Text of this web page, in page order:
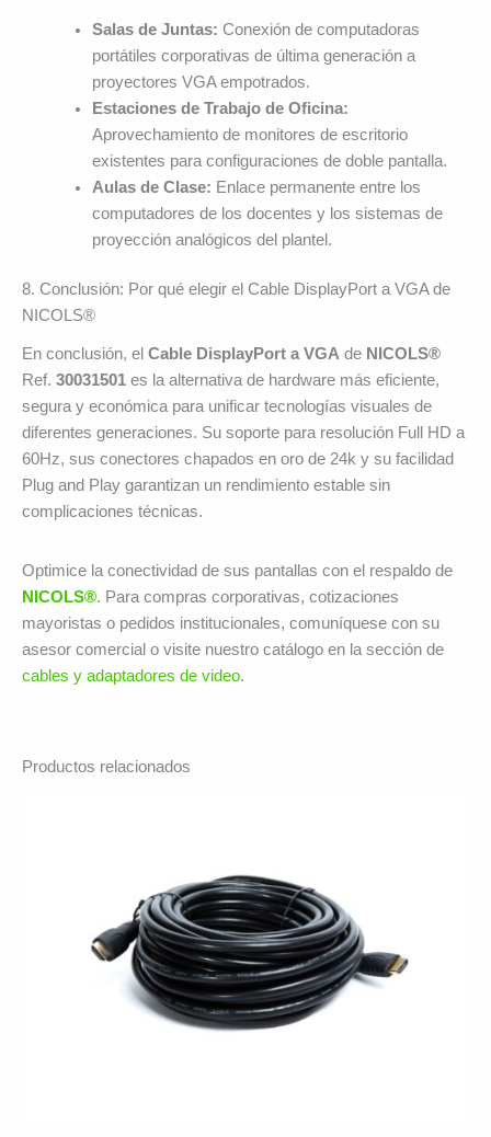
Salas de Juntas: Conexión de computadoras
portátiles corporativas de última generación a
proyectores VGA empotrados.
Estaciones de Trabajo de Oficina:
Aprovechamiento de monitores de escritorio
existentes para configuraciones de doble pantalla.
Aulas de Clase: Enlace permanente entre los
computadores de los docentes y los sistemas de
proyección analógicos del plantel.
8. Conclusión: Por qué elegir el Cable DisplayPort a VGA de
NICOLS®
En conclusión, el Cable DisplayPort a VGA de NICOLS®
Ref. 30031501 es la alternativa de hardware más eficiente,
segura y económica para unificar tecnologías visuales de
diferentes generaciones. Su soporte para resolución Full HD a
60Hz, sus conectores chapados en oro de 24k y su facilidad
Plug and Play garantizan un rendimiento estable sin
complicaciones técnicas.
Optimice la conectividad de sus pantallas con el respaldo de
NICOLS®. Para compras corporativas, cotizaciones
mayoristas o pedidos institucionales, comuníquese con su
asesor comercial o visite nuestro catálogo en la sección de
cables y adaptadores de video.
Productos relacionados